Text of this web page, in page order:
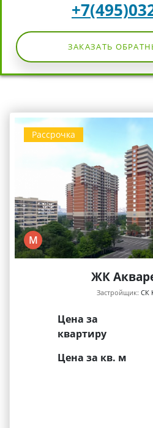
ЗАКАЗАТЬ
Рассрочка
М
ЖК
Застройщик: СК
Цена за
квартиру
Цена за кв. м